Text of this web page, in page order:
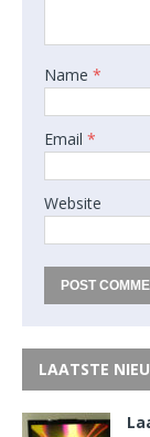
Name *
Email *
Website
LAATSTE